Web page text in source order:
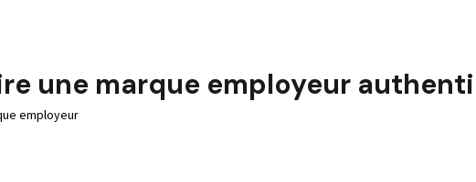
une marque employeur
employeur